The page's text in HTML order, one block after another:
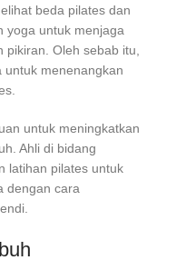
beda pilates dan
yoga untuk menjaga
Oleh sebab itu,
untuk menenangkan
untuk meningkatkan
Ahli di bidang
latihan pilates untuk
dengan cara